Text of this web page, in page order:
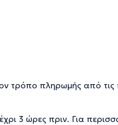
τρόπο πληρωμής από
3 ώρες πριν. Για